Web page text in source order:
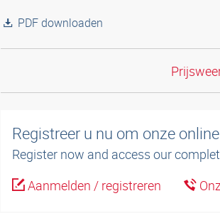
PDF downloaden
Registreer u nu om onze
Register now and access our
Aanmelden / registreren